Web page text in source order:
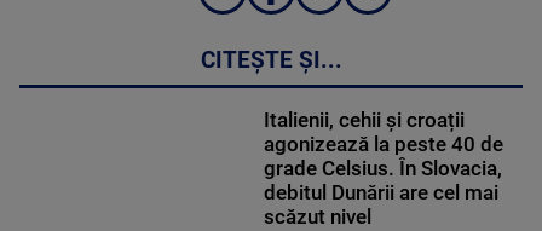
CITEȘTE ȘI...
Italienii, cehii și croații
agonizează la peste 40 de
grade Celsius. În Slovacia,
debitul Dunării are cel mai
scăzut nivel